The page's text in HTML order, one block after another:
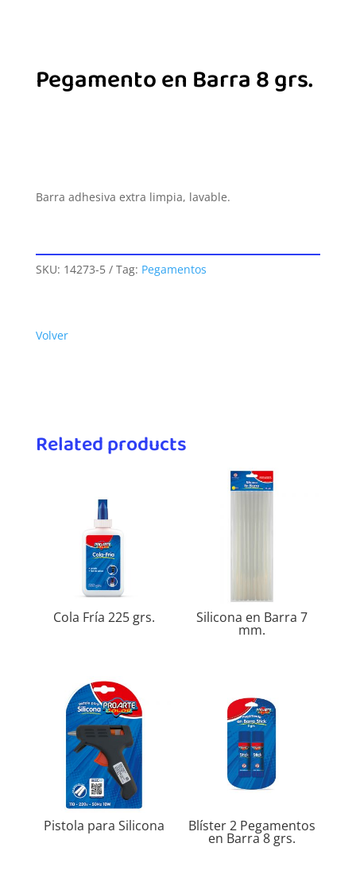
Pegamento en Barra 8 grs.
Barra adhesiva extra limpia, lavable.
SKU: 14273-5 Tag: Pegamentos
Volver
Related products
Cola Fría 225 grs. Silicona en Barra 7
mm.
Pistola para Silicona Blíster 2 Pegamentos
en Barra 8 grs.